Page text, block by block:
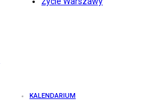
KALENDARIUM